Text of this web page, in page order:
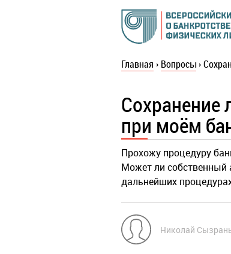
Главная › Вопросы ›
Сохранение
при моём
Прохожу процедуру
Может ли собственный
дальнейших
Николай